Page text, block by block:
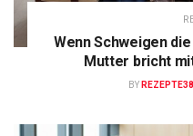
Wenn Schweigen
Mutter bricht
BY REZEPTE38